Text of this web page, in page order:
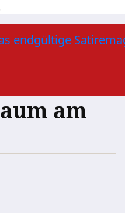
am